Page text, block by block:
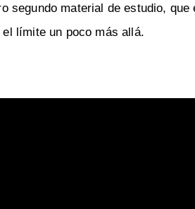
segundo material de estudio,
límite un poco más allá.